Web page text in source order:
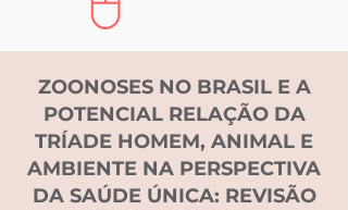
ZOONOSES NO BRASIL E A
POTENCIAL RELAÇÃO DA
TRÍADE HOMEM, ANIMAL E
AMBIENTE NA PERSPECTIVA
DA SAÚDE ÚNICA: REVISÃO